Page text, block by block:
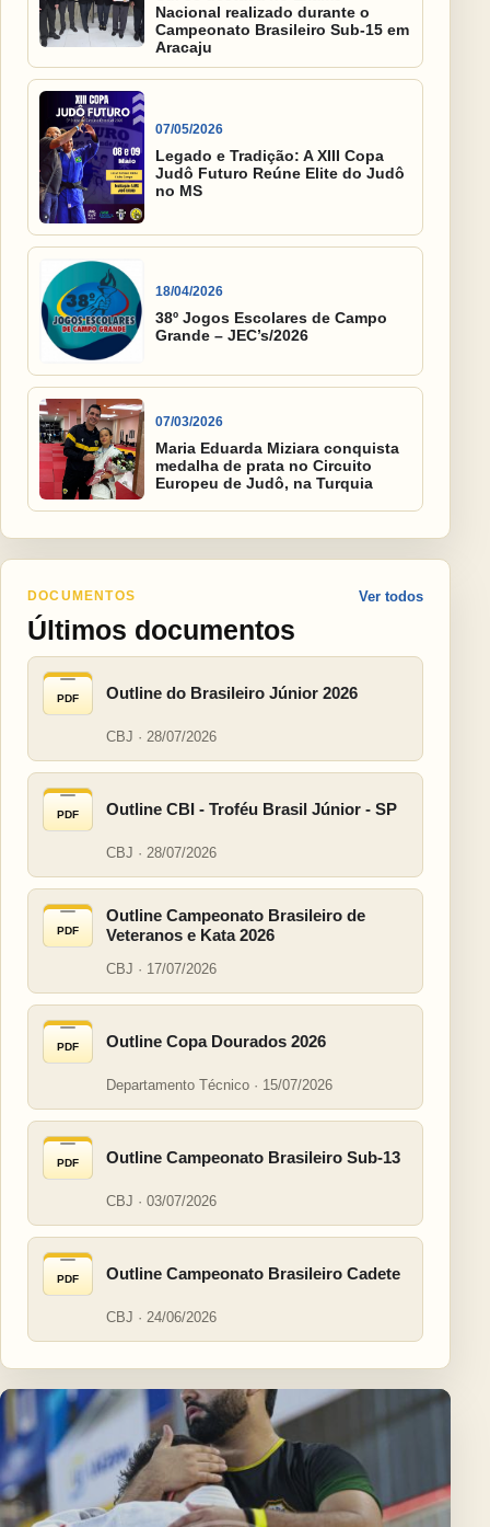
Nacional realizado durante o
Campeonato Brasileiro Sub-15 em
Aracaju
07/05/2026
Legado e Tradição: A XIII Copa
Judô Futuro Reúne Elite do Judô
no MS
18/04/2026
38º Jogos Escolares de Campo
Grande – JEC’s/2026
07/03/2026
Maria Eduarda Miziara conquista
medalha de prata no Circuito
Europeu de Judô, na Turquia
DOCUMENTOS
Últimos documentos
Ver todos
PDF Outline do Brasileiro Júnior 2026
CBJ · 28/07/2026
PDF Outline CBI - Troféu Brasil Júnior - SP
CBJ · 28/07/2026
PDF
Outline Campeonato Brasileiro de
Veteranos e Kata 2026
CBJ · 17/07/2026
PDF Outline Copa Dourados 2026
Departamento Técnico · 15/07/2026
PDF Outline Campeonato Brasileiro Sub-13
CBJ · 03/07/2026
PDF Outline Campeonato Brasileiro Cadete
CBJ · 24/06/2026